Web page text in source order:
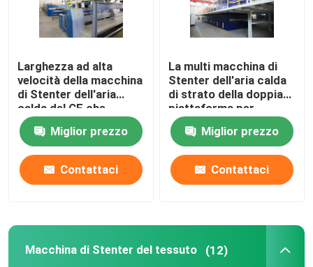
Prodotti
Circa noi
Giro della fabbrica
Contattici
Larghezza ad alta
velocità della macchina
di Stenter dell'aria
calda del CE che
tricotta tessuto che
finisce 2400mm
Miglior prezzo
Contattaci
La multi macchina di
Stenter dell'aria calda
di strato della doppia
piattaforma per
tricotta i tessuti
Miglior prezzo
Contattaci
Macchina di Stenter del tessuto (12)